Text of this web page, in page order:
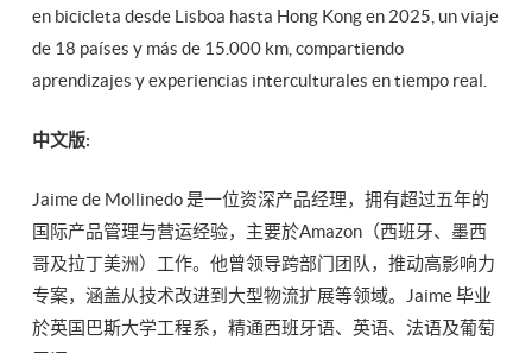
en bicicleta desde Lisboa hasta Hong Kong en 2025, un viaje
de 18 países y más de 15.000 km, compartiendo
aprendizajes y experiencias interculturales en tiempo real.
中文版:
Jaime de Mollinedo 是一位资深产品经理，拥有超过五年的
国际产品管理与营运经验，主要於Amazon（西班牙、墨西
哥及拉丁美洲）工作。他曾领导跨部门团队，推动高影响力
专案，涵盖从技术改进到大型物流扩展等领域。Jaime 毕业
於英国巴斯大学工程系，精通西班牙语、英语、法语及葡萄